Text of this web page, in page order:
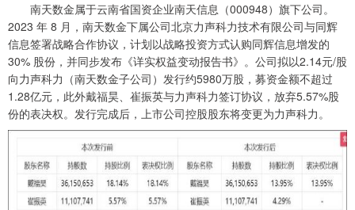
南天数金属于云南省国资企业南天信息（000948）旗下公司。
2023 年 8 月，南天数金下属公司北京力声科力技术有限公司与同辉
信息签署战略合作协议，计划以战略投资方式认购同辉信息增发的
30% 股份，并同步发布《详实权益变动报告书》。公司拟以2.14元/股
向力声科力（南天数金子公司）发行约5980万股，募资金额不超过
1.28亿元，此外戴福昊、崔振英与力声科力签订协议，放弃5.57%股
份的表决权。发行完成后，上市公司控股股东将变更为力声科力。